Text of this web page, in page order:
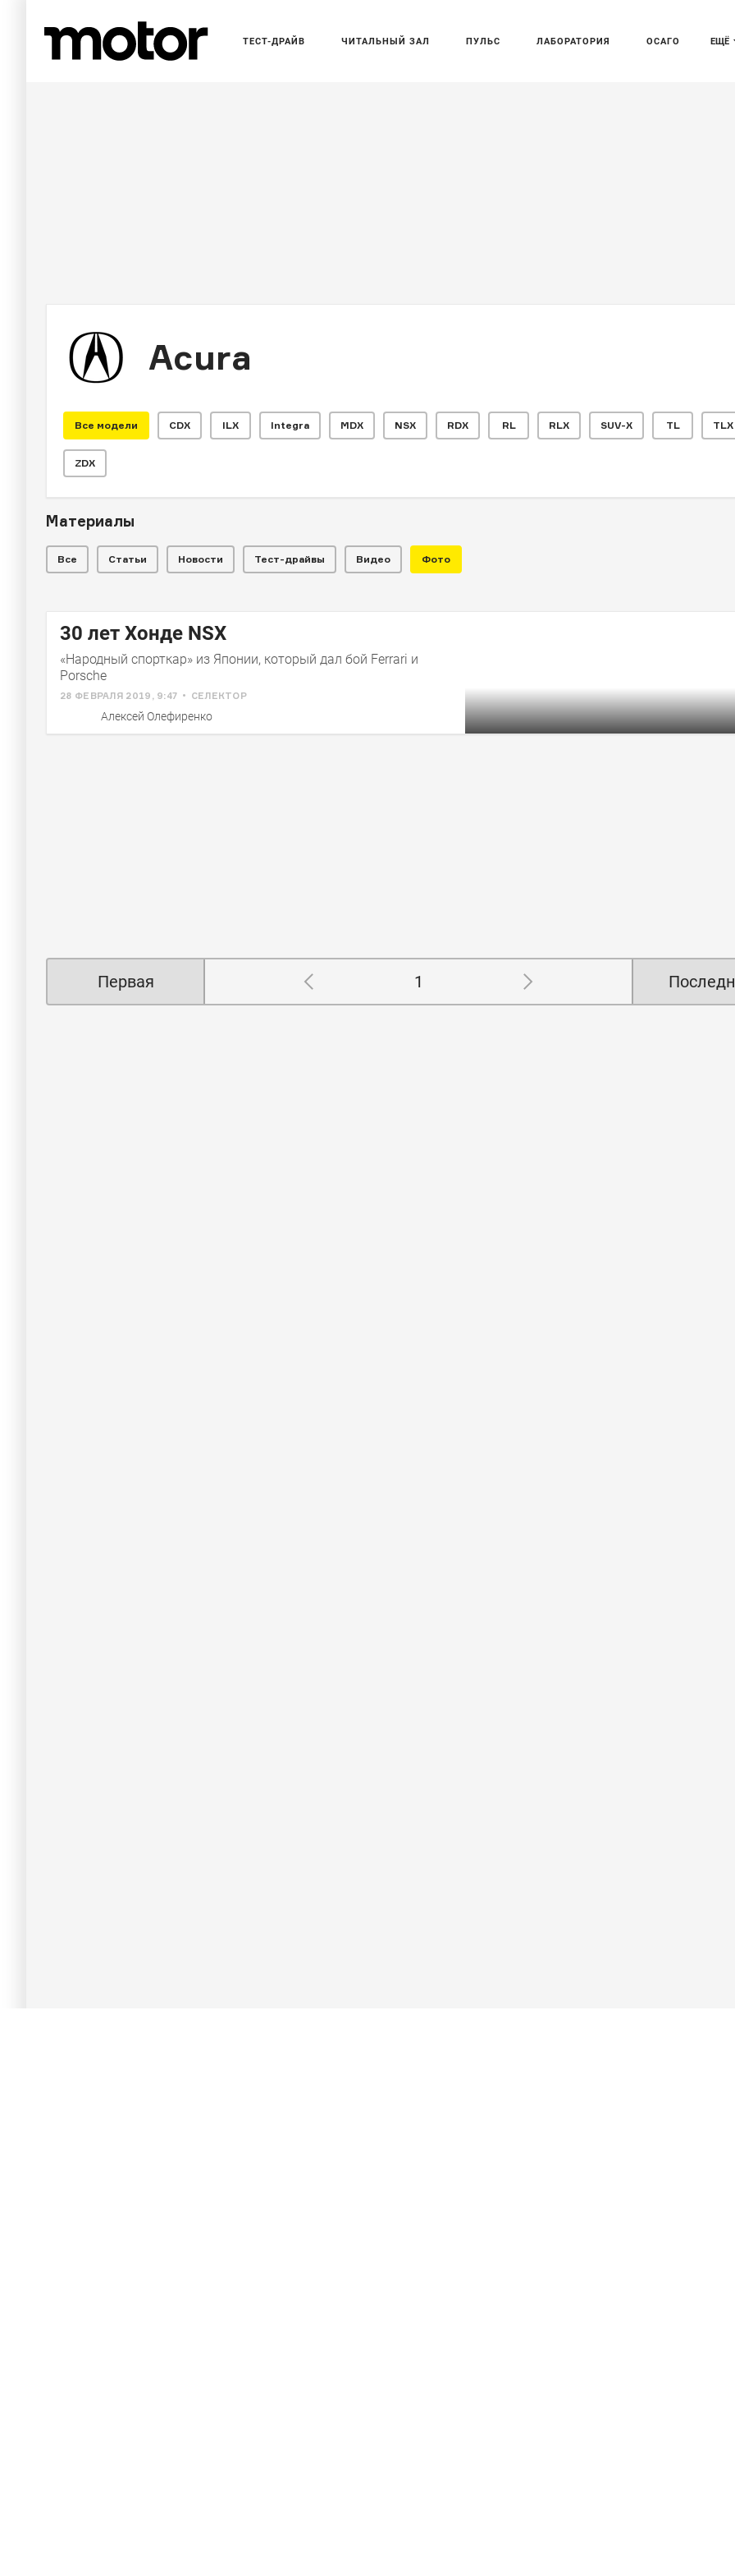
ЕЩЁ
ТЕСТ-ДРАЙВ ЧИТАЛЬНЫЙ ЗАЛ ПУЛЬС ЛАБОРАТОРИЯ ОСАГО
Acura
Все модели CDX ILX Integra MDX NSX RDX RL RLX SUV-X TL TLX
ZDX
Материалы
Все Статьи Новости Тест-драйвы Видео Фото
СЕЛЕКТОР
Крутые машины с
«механикой»
Самые интересные машины, которые (пока ещё) можно купить с механической коробкой передач
Прощальные версии
известных машин
30 лет Хонде NSX
«Народный спорткар» из Японии, который дал бой Ferrari и
Porsche
28 ФЕВРАЛЯ 2019, 9:47 СЕЛЕКТОР
Алексей Олефиренко
Первая 1